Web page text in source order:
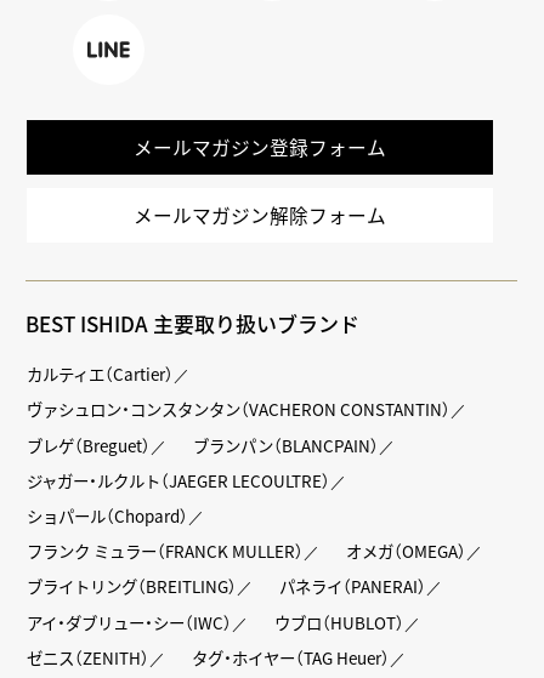
メールマガジン登録フォーム
メールマガジン解除フォーム
BEST ISHIDA 主要取り扱いブランド
カルティエ（Cartier）
ヴァシュロン・コンスタンタン（VACHERON CONSTANTIN）
ブレゲ（Breguet）
ブランパン（BLANCPAIN）
ジャガー・ルクルト（JAEGER LECOULTRE）
ショパール（Chopard）
フランク ミュラー（FRANCK MULLER）
オメガ（OMEGA）
ブライトリング（BREITLING）
パネライ（PANERAI）
アイ・ダブリュー・シー（IWC）
ウブロ（HUBLOT）
ゼニス（ZENITH）
タグ・ホイヤー（TAG Heuer）